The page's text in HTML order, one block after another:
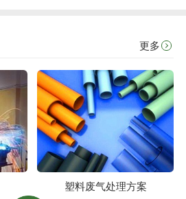
更多
塑料废气处理方案